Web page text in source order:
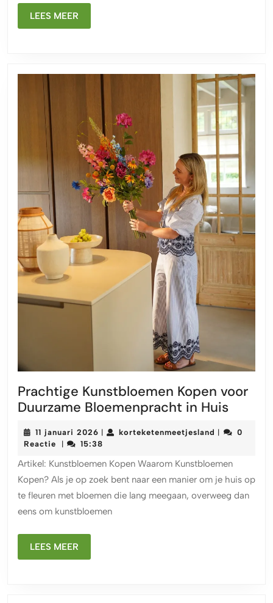
LEES MEER
MEER
Prachtige Kunstbloemen Kopen voor
Duurzame Bloemenpracht in Huis
Kopen
in
11 januari 2026 11
januari
korteketenmeetjesland
0
Reactie
15:38
Artikel: Kunstbloemen Kopen Waarom Kunstbloemen
Kopen? Als je op zoek bent naar een manier om je huis op
te fleuren met bloemen die lang meegaan, overweeg dan
eens om kunstbloemen
LEES MEER
MEER